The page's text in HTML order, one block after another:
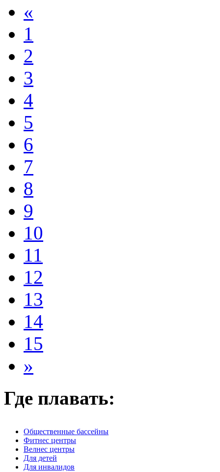
«
1
2
3
4
5
6
7
8
9
10
11
12
13
14
15
»
Где плавать:
Общественные бассейны
Фитнес центры
Велнес центры
Для детей
Для инвалидов